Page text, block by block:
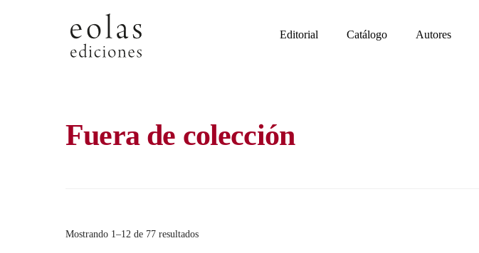
Editorial Catálogo Autores
Fuera de colección
Mostrando 1–12 de 77 resultadosOrdenado